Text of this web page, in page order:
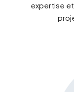
expertise